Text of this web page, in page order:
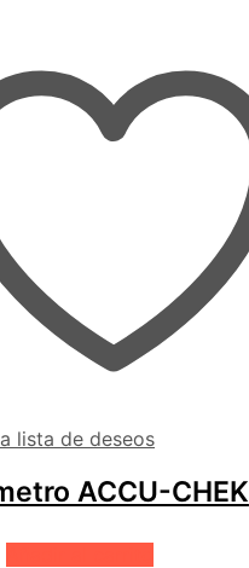
lista de deseos
ACCU-CHEK